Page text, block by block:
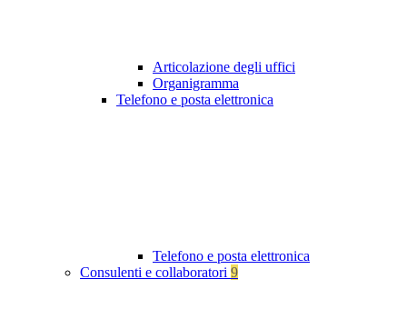
Articolazione degli uffici
Organigramma
Telefono e posta elettronica
Telefono e posta elettronica
Consulenti e collaboratori 9